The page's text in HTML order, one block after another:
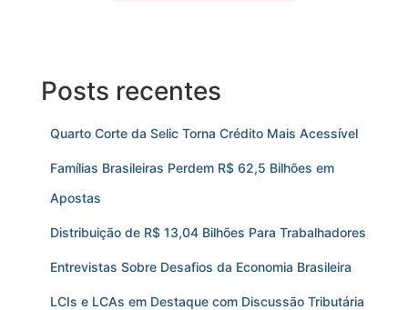
Posts recentes
Quarto Corte da Selic Torna Crédito Mais Acessível
Famílias Brasileiras Perdem R$ 62,5 Bilhões em
Apostas
Distribuição de R$ 13,04 Bilhões Para Trabalhadores
Entrevistas Sobre Desafios da Economia Brasileira
LCIs e LCAs em Destaque com Discussão Tributária